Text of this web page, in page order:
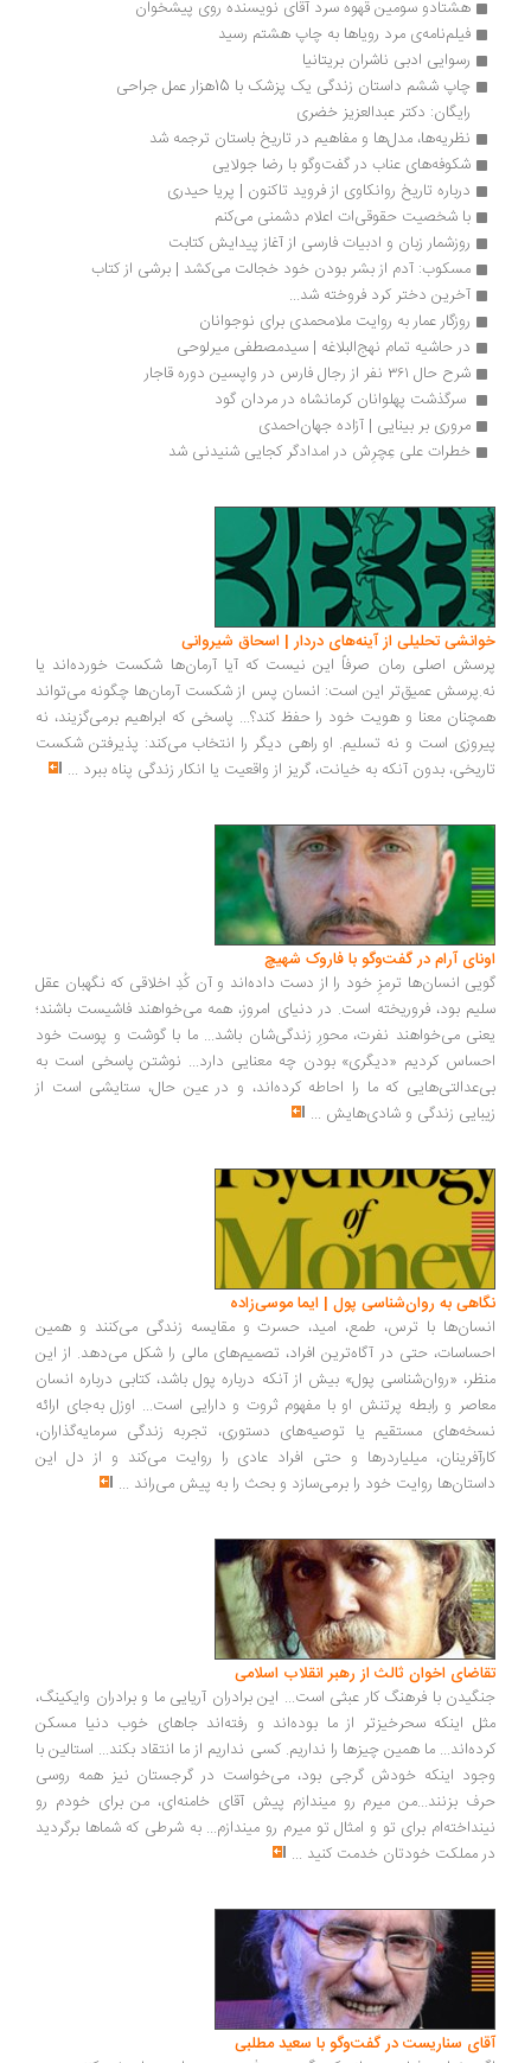
هشتادو سومین قهوه سرد آقای نویسنده روی پیشخوان
فیلم‌نامه‌ی مرد رویاها به چاپ هشتم رسید
رسوایی ادبی ناشران بریتانیا
رایگان: دکتر عبدالعزیز خضری
نظریه‌ها، مدل‌ها و مفاهیم در تاریخ باستان ترجمه شد
شکوفه‌های عناب در گفت‌وگو با رضا جولایی
درباره تاریخ روانکاوی از فروید تاکنون | پریا حیدری
با شخصیت حقوقی‌ات اعلام دشمنی می‌کنم
روزشمار زبان و ادبیات فارسی از آغاز پیدایش کتابت
مسکوب: آدم از بشر بودن خود خجالت می‌کشد | برشی از کتاب
آخرین دختر کرد فروخته شد...
روزگار عمار به روایت ملامحمدی برای نوجوانان
در حاشیه تمام نهج‌البلاغه | سیدمصطفی میرلوحی
شرح حال ۳۶۱ نفر از رجال فارس در واپسین دوره قاجار
سرگذشت‌ پهلوانان کرمانشاه در مردان گود
مروری بر بینایی | آزاده جهان‌احمدی
خطرات علی عِچرِش در امدادگر کجایی شنیدنی شد
تحلیلی از آینه‌های دردار | اسحاق شیروانی
اصلی رمان صرفاً این نیست که آیا آرمان‌ها شکست خورده‌اند یا
عمیق‌تر این است: انسان پس از شکست آرمان‌ها چگونه می‌تواند
معنا و هویت خود را حفظ کند؟... پاسخی که ابراهیم برمی‌گزیند، نه
است و نه تسلیم. او راهی دیگر را انتخاب می‌کند: پذیرفتن شکست
بدون آنکه به خیانت، گریز از واقعیت یا انکار زندگی پناه ببرد...
آرام در گفت‌وگو با فاروک شهیچ‭
انسان‌ها ترمزِ خود را از دست داده‌اند و آن کُدِ اخلاقی که نگهبان عقل
بود، فروریخته است. در دنیای امروز، همه می‌خواهند فاشیست باشند؛
می‌خواهند نفرت، محورِ زندگی‌شان باشد... ما با گوشت و پوست خود
کردیم «دیگری» بودن چه معنایی دارد... نوشتن پاسخی است به
که ما را احاطه کرده‌اند، و در عین حال، ستایشی است از
زندگی و شادی‌هایش...
به روان‌شناسی پول | ایما موسی‌زاده
با ترس، طمع، امید، حسرت و مقایسه زندگی می‌کنند و همین
حتی در آگاه‌ترین افراد، تصمیم‌های مالی را شکل می‌دهد. از این
«روان‌شناسی پول» بیش از آنکه درباره پول باشد، کتابی درباره انسان
و رابطه پرتنش او با مفهوم ثروت و دارایی است... اوزل به‌جای ارائه
مستقیم یا توصیه‌های دستوری، تجربه زندگی سرمایه‌گذاران،
میلیاردرها و حتی افراد عادی را روایت می‌کند و از دل این
روایت خود را برمی‌سازد و بحث را به پیش می‌راند ...
اخوان ثالث از رهبر انقلاب اسلامی
با فرهنگ کار عبثی است... این برادران آریایی ما و برادران وایکینگ،
اینکه سحرخیزتر از ما بوده‌اند و رفته‌اند جاهای خوب دنیا مسکن
ما همین چیزها را نداریم. کسی نداریم از ما انتقاد بکند... استالین با
اینکه خودش گرجی بود، می‌خواست در گرجستان نیز همه روسی
بزنند...من میرم رو میندازم پیش آقای خامنه‌ای، من برای خودم رو
برای تو و امثال تو میرم رو میندازم... به شرطی که شماها برگردید
مملکت خودتان خدمت کنید...
سناریست در گفت‌وگو با سعید مطلبی